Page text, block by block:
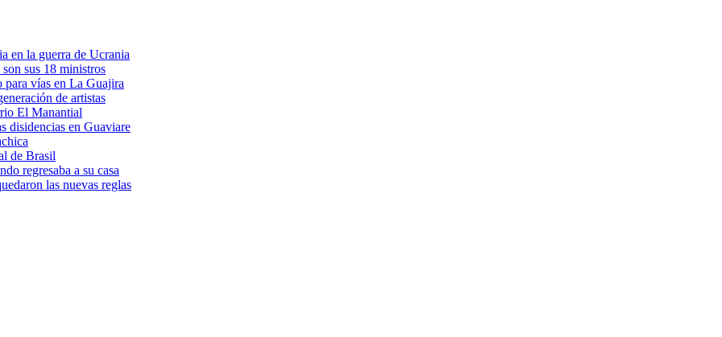
en la guerra de Ucrania
sus 18 ministros
para vías en La Guajira
de artistas
El Manantial
disidencias en Guaviare
de Brasil
regresaba a su casa
las nuevas reglas